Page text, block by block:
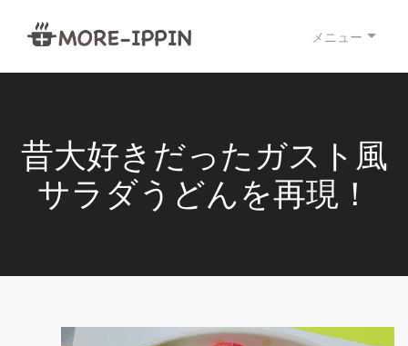
メニュー
昔大好きだったガスト風
サラダうどんを再現！